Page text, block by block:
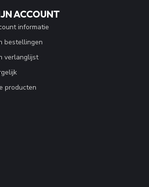
ACCOUNT
informatie
bestellingen
verlanglijst
producten